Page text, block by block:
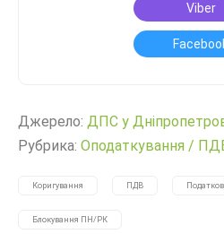
Viber
Джерело: ДПС у
Рубрика: Оподаткування /
Коригування ПДВ
Блокування ПН/РК